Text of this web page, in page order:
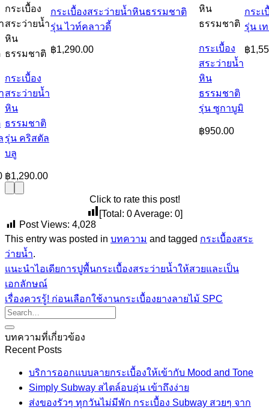
กระเบื้อง
สระว่ายน้ำ
หิน
ธรรมชาติ
กระเบื้อง
สระว่ายน้ำ
หิน
ธรรมชาติ
รุ่น คริสตัล
บลู
฿1,290.00
กระเบื้องสระว่ายน้ำหินธรรมชาติ
รุ่น ไวท์คลาวดี้
฿1,290.00
หิน
ธรรมชาติ
กระเบื้อง
สระว่ายน้ำ
หิน
ธรรมชาติ
รุ่น ซูกาบูมิ
฿950.00
กระ
รุ่น เ
฿
Click to rate this post!
[Total: 0Average: 0]
Post Views: 4,028
This entry was posted in บทความ and tagged กระเบื้องสระ
ว่ายน้ำ.
แนะนำไอเดียการปูพื้นกระเบื้องสระว่ายน้ำให้สวยและเป็น
เอกลักษณ์
เรื่องควรรู้! ก่อนเลือกใช้งานกระเบื้องยางลายไม้ SPC
บทความที่เกี่ยวข้อง
Recent Posts
บริการออกแบบลายกระเบื้องให้เข้ากับ Mood and Tone
Simply Subway สไตล์อบอุ่น เข้าถึงง่าย
ส่งของรัวๆ ทุกวันไม่มีพัก กระเบื้อง Subway สวยๆ จาก